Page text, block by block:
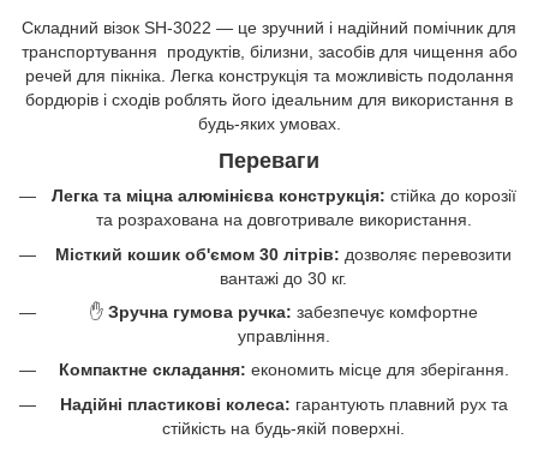
Складний візок SH-3022 — це зручний і надійний помічник для
транспортування ️ продуктів, білизни, засобів для чищення або
речей для пікніка. Легка конструкція та можливість подолання
бордюрів і сходів роблять його ідеальним для використання в
будь-яких умовах.
Переваги
Легка та міцна алюмінієва конструкція: стійка до корозії
та розрахована на довготривале використання.
Місткий кошик об'ємом 30 літрів: дозволяє перевозити
вантажі до 30 кг.
✋ Зручна гумова ручка: забезпечує комфортне
управління.
Компактне складання: економить місце для зберігання.
Надійні пластикові колеса: гарантують плавний рух та
стійкість на будь-якій поверхні.